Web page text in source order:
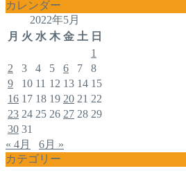
カレンダー
2022年5月
月 火 水 木 金 土 日
1
2
3 4 5 6 7
8
9
10 11 12 13 14 15
16 17 18 19 20 21 22
23 24 25 26 27 28 29
30 31
« 4月
6月 »
カテゴリー